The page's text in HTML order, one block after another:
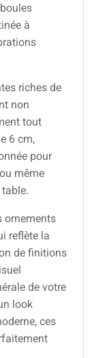
à
riches de
non
tout
6 cm,
pour
même
ornements
reflète la
de finitions
de votre
look
ces